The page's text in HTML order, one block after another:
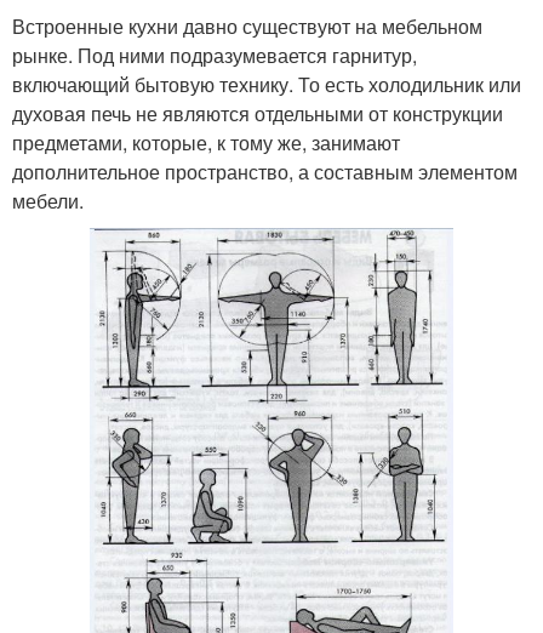
Встроенные кухни давно существуют на мебельном
рынке. Под ними подразумевается гарнитур,
включающий бытовую технику. То есть холодильник или
духовая печь не являются отдельными от конструкции
предметами, которые, к тому же, занимают
дополнительное пространство, а составным элементом
мебели.